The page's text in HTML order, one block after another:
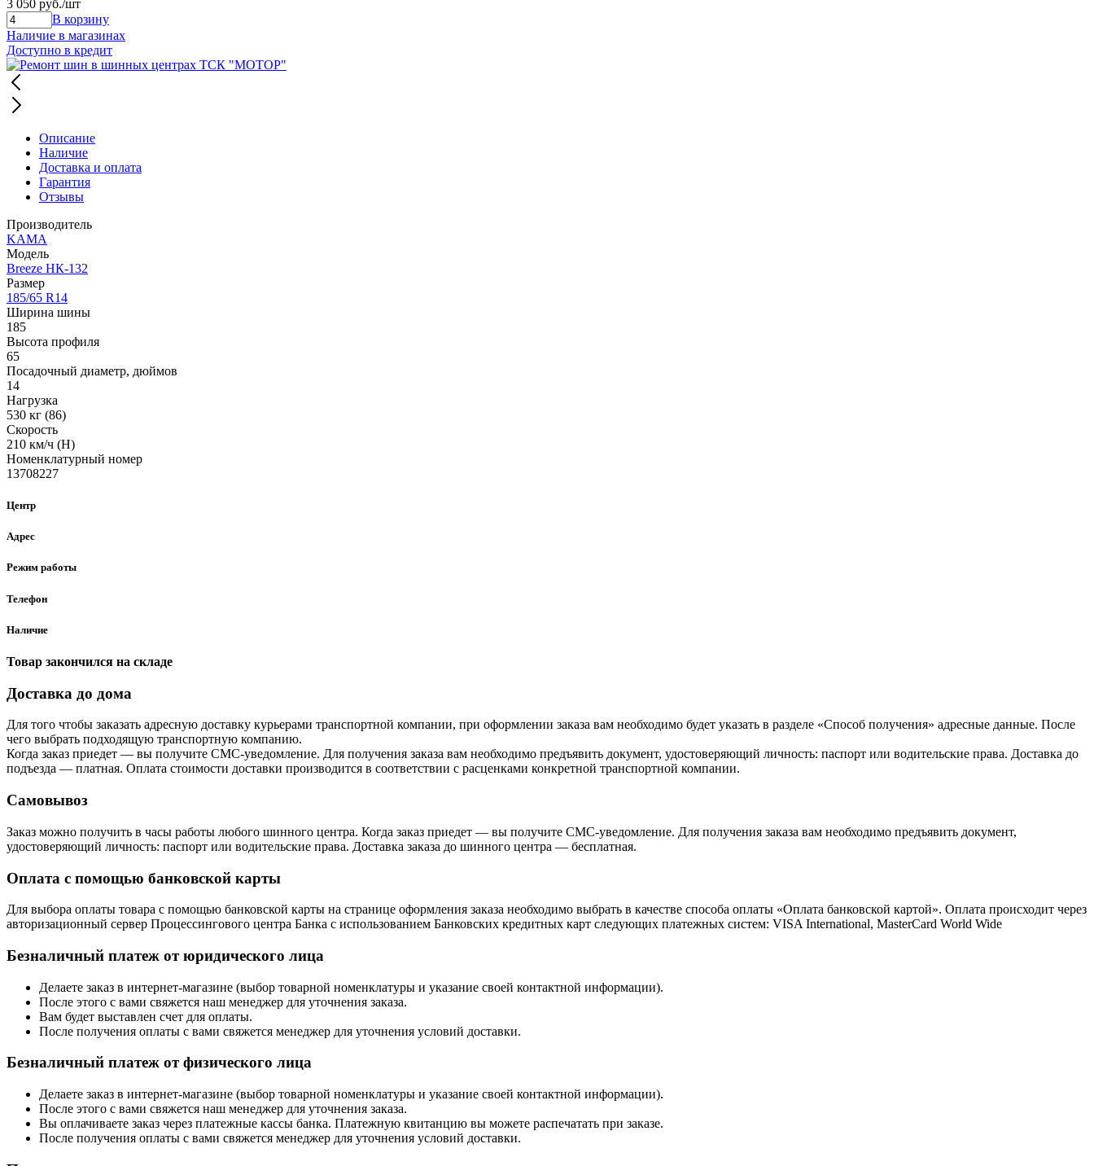
3 050 руб./шт
В корзину
Наличие в магазинах
Доступно в кредит
Описание
Наличие
Доставка и оплата
Гарантия
Отзывы
Производитель
KAMA
Модель
Breeze НК-132
Размер
185/65 R14
Ширина шины
185
Высота профиля
65
Посадочный диаметр, дюймов
14
Нагрузка
530 кг (86)
Скорость
210 км/ч (H)
Номенклатурный номер
13708227
Центр
Адрес
Режим работы
Телефон
Наличие
Товар закончился на складе
Доставка до дома
Для того чтобы заказать адресную доставку курьерами транспортной компании, при оформлении заказа вам необходимо будет указать в разделе «Способ получения» адресные данные. После
чего выбрать подходящую транспортную компанию.
Когда заказ приедет — вы получите СМС-уведомление. Для получения заказа вам необходимо предъявить документ, удостоверяющий личность: паспорт или водительские права. Доставка до
подъезда — платная. Оплата стоимости доставки производится в соответствии с расценками конкретной транспортной компании.
Самовывоз
Заказ можно получить в часы работы любого шинного центра. Когда заказ приедет — вы получите СМС-уведомление. Для получения заказа вам необходимо предъявить документ,
удостоверяющий личность: паспорт или водительские права. Доставка заказа до шинного центра — бесплатная.
Оплата с помощью банковской карты
Для выбора оплаты товара с помощью банковской карты на странице оформления заказа необходимо выбрать в качестве способа оплаты «Оплата банковской картой». Оплата происходит через
авторизационный сервер Процессингового центра Банка с использованием Банковских кредитных карт следующих платежных систем: VISA International, MasterCard World Wide
Безналичный платеж от юридического лица
Делаете заказ в интернет-магазине (выбор товарной номенклатуры и указание своей контактной информации).
После этого с вами свяжется наш менеджер для уточнения заказа.
Вам будет выставлен счет для оплаты.
После получения оплаты с вами свяжется менеджер для уточнения условий доставки.
Безналичный платеж от физического лица
Делаете заказ в интернет-магазине (выбор товарной номенклатуры и указание своей контактной информации).
После этого с вами свяжется наш менеджер для уточнения заказа.
Вы оплачиваете заказ через платежные кассы банка. Платежную квитанцию вы можете распечатать при заказе.
После получения оплаты с вами свяжется менеджер для уточнения условий доставки.